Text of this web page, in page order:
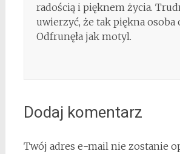
radością i pięknem życia.
uwierzyć, że tak piękna osoba
Odfrunęła jak motyl.
Dodaj komentarz
Twój adres e-mail nie zostanie